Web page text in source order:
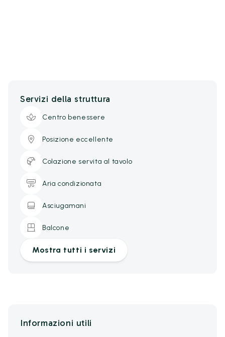
Servizi della struttura
Centro benessere
Posizione eccellente
Colazione servita al tavolo
Aria condizionata
Asciugamani
Balcone
Mostra tutti i servizi
Informazioni utili